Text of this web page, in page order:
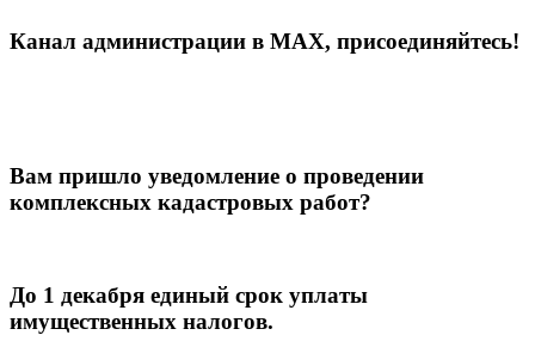
Канал администрации в МАХ, присоединяйтесь!
Вам пришло уведомление о проведении
комплексных кадастровых работ?
До 1 декабря единый срок уплаты
имущественных налогов.